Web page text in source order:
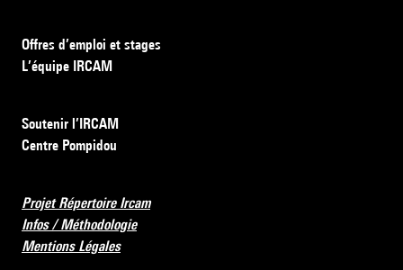
Offres d’emploi et stages
L’équipe IRCAM
Soutenir l’IRCAM
Centre Pompidou
Projet Répertoire Ircam
Infos / Méthodologie
Mentions Légales